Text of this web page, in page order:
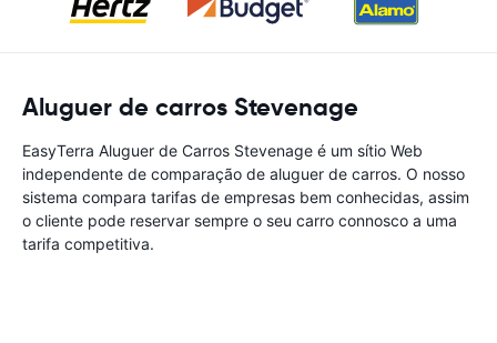
Aluguer de carros Stevenage
EasyTerra Aluguer de Carros Stevenage é um sítio Web
independente de comparação de aluguer de carros. O nosso
sistema compara tarifas de empresas bem conhecidas, assim
o cliente pode reservar sempre o seu carro connosco a uma
tarifa competitiva.